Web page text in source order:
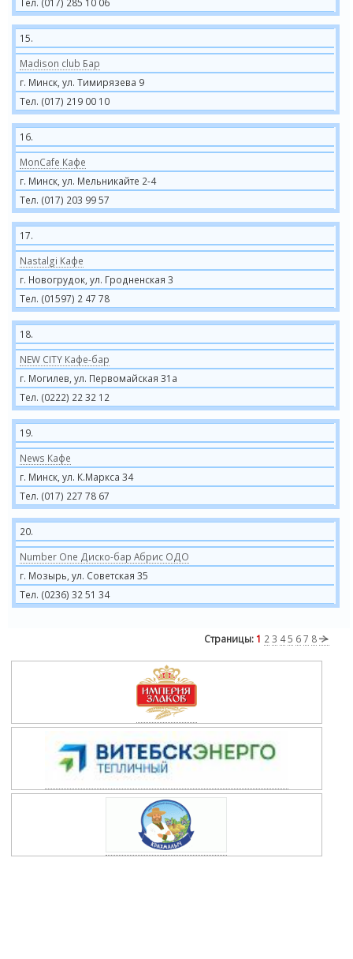
15.
Madison club Бар
г. Минск, ул. Тимирязева 9
Тел. (017) 219 00 10
16.
MonCafe Кафе
г. Минск, ул. Мельникайте 2-4
Тел. (017) 203 99 57
17.
Nastalgi Кафе
г. Новогрудок, ул. Гродненская 3
Тел. (01597) 2 47 78
18.
NEW CITY Кафе-бар
г. Могилев, ул. Первомайская 31а
Тел. (0222) 22 32 12
19.
News Кафе
г. Минск, ул. К.Маркса 34
Тел. (017) 227 78 67
20.
Number One Диско-бар Абрис ОДО
г. Мозырь, ул. Советская 35
Тел. (0236) 32 51 34
Страницы: 1 2 3 45 67 8